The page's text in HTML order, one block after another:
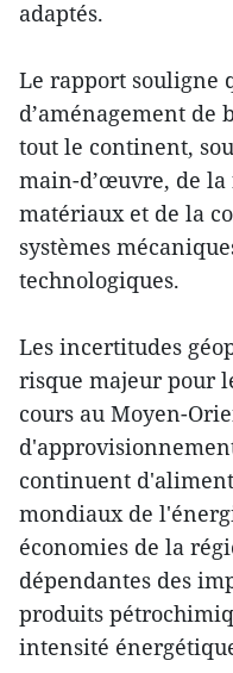
adaptés.
Le rapport souligne
d’aménagement de
tout le continent,
main-d’œuvre, de
matériaux et de la
systèmes
technologiques.
Les incertitudes
risque majeur pour
cours au Moyen-
continuent
mondiaux de
économies de la
dépendantes des
produits
intensité